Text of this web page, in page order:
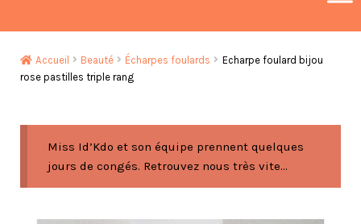
Accueil Beauté Écharpes foulards
Echarpe foulard bijou
rose pastilles triple rang
Miss Id’Kdo et son équipe prennent quelques
jours de congés. Retrouvez nous très vite...